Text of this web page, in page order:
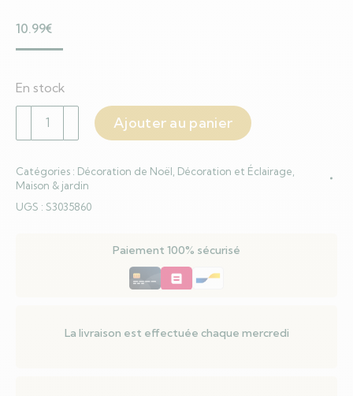
10.99€
En stock
quantité
de
Noël
DKD
Ajouter au panier
Catégories : Décoration de Noël Décoration et Éclairage
Maison & jardin
UGS : S3035860
Paiement 100% sécurisé
La livraison est effectuée chaque mercredi